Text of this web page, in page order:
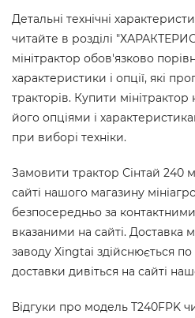
Детальні технічні
читайте в розділі
мінітрактор обов'язково
характеристики і опції, які
тракторів. Купити
його опціями і
при виборі техніки.
Замовити трактор Сінтай 240
сайті нашого магазину
безпосередньо за
вказаними на сайті. Доставка
заводу Xingtai здійснюється по
доставки дивіться на сайті
Відгуки про модель T240FPK